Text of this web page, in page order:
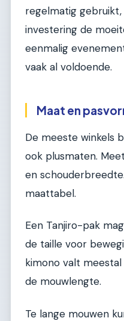
regelmatig
investering de
eenmalig
vaak al voldoende.
Maat en
De meeste winkels
ook plusmaten.
en
maattabel.
Een Tanjiro-pak
de taille voor
kimono valt
de mouwlengte.
Te lange mouwen